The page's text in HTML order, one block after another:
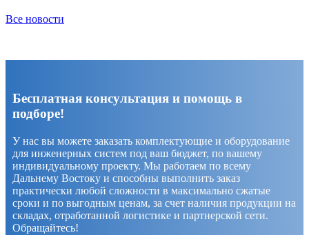
Все новости
Бесплатная консультация и помощь в
подборе!
У нас вы можете заказать комплектующие и оборудование
для инженерных систем под ваш бюджет, по вашему
индивидуальному проекту. Мы работаем по всему
Дальнему Востоку и способны выполнить заказ
практически любой сложности в максимально сжатые
сроки и по выгодным ценам, за счет наличия продукции на
складах, отработанной логистике и партнерской сети.
Обращайтесь!